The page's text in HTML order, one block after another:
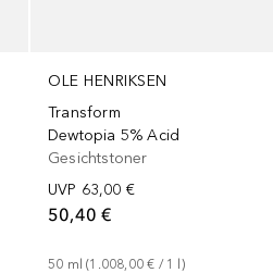
OLE HENRIKSEN
Transform
Dewtopia 5% Acid
Gesichtstoner
UVP 63,00 €
50,40 €
50 ml (1.008,00 € / 1 l)